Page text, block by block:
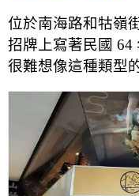
位於南海路和牯嶺
招牌上寫著民國 64
很難想像這種類型